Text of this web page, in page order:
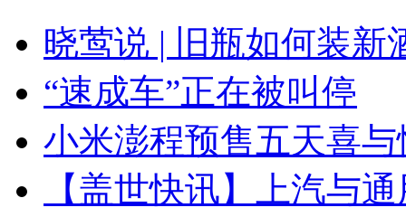
晓莺说 | 旧瓶如何装新
“速成车”正在被叫停
小米澎程预售五天喜与
【盖世快讯】上汽与